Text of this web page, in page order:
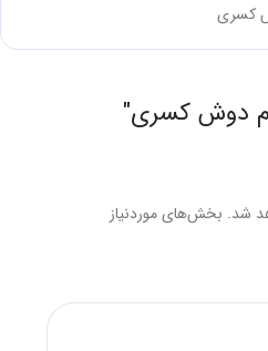
کسری
دوش کسری"
شد. بخش‌های موردنیاز